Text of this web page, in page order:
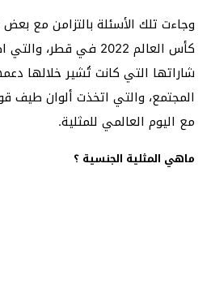
وجاءت تلك الأسئلة بالتزامن مع
كأس العالم 2022 في
شاراتها التي كانت تُشير خلالها
المجتمع، والتي اتخذت ألوان طيف
مع اليوم العالمي للمثلية.
ماهي المثلية الجنسية ؟